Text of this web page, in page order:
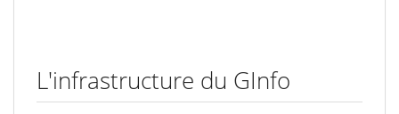
L'infrastructure du GInfo